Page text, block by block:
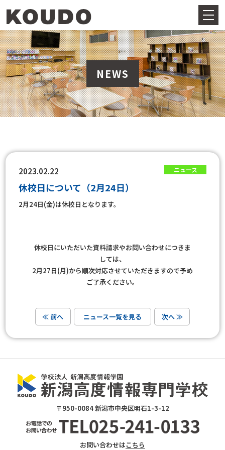
NEWS
2023.02.22 ニュース
休校日について（2月24日）
2月24日(金)は休校日となります。
休校日にいただいた資料請求やお問い合わせにつきま
しては、
2月27日(月)から順次対応させていただきますので予め
ご了承ください。
≪ 前へ ニュース一覧を見る 次へ ≫
〒950-0084 新潟市中央区明石1-3-12
お問い合わせはこちら